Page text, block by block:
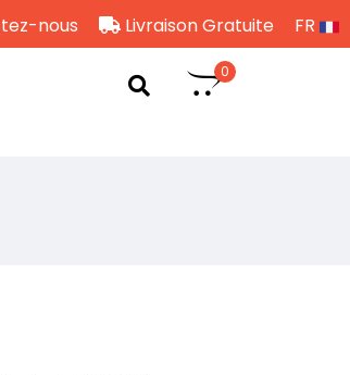
nous Livraison Gratuite FR
0